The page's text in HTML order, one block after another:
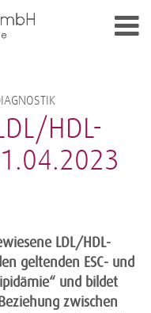
HDL-
LDL/HDL-
geltenden ESC- und
und bildet
zwischen